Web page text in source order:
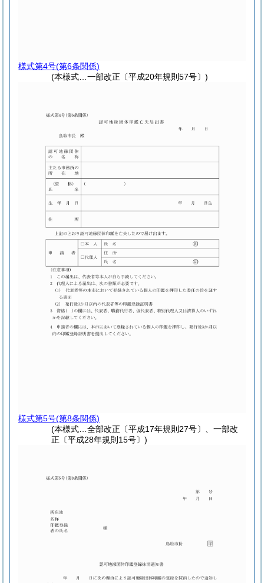
様式第4号(第6条関係)
(本様式…一部改正〔平成20年規則57号〕)
様式第5号(第8条関係)
(本様式…全部改正〔平成17年規則27号〕、一部改
正〔平成28年規則15号〕)